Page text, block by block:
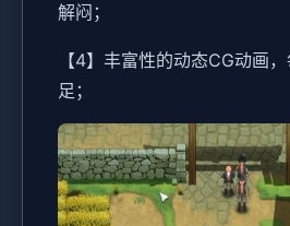
解闷；
【4】丰富性的动态CG动画
足；